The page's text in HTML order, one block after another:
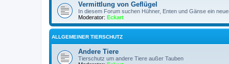
Vermittlung von Geflügel
In diesem Forum suchen Hühner, Enten und Gänse ein
Moderator: Eckart
ALLGEMEINER TIERSCHUTZ
Andere Tiere
Tierschutz um andere Tiere außer Tauben